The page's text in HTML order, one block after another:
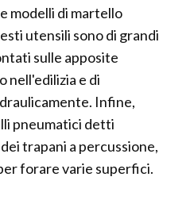
modelli di martello
utensili sono di grandi
sulle apposite
nell'edilizia e di
Infine,
pneumatici detti
trapani a percussione,
forare varie superfici.